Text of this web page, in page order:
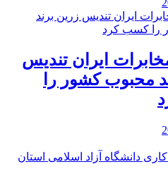
ایران تندیس
محبوب کشور را